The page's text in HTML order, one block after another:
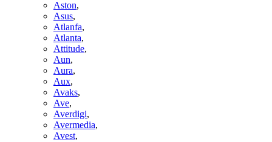
Aston,
Asus,
Atlanfa,
Atlanta,
Attitude,
Aun,
Aura,
Aux,
Avaks,
Ave,
Averdigi,
Avermedia,
Avest,